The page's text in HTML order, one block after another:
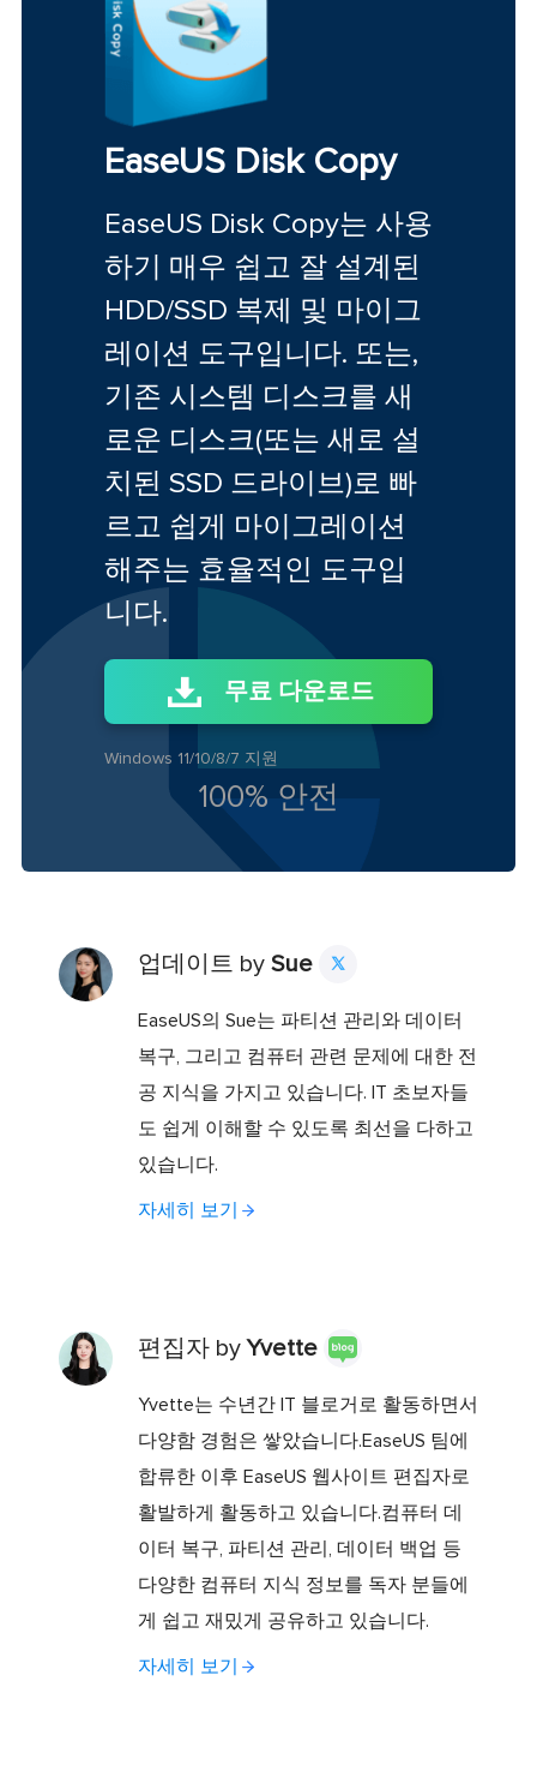
EaseUS Disk Copy
EaseUS Disk Copy는 사용
하기 매우 쉽고 잘 설계된
HDD/SSD 복제 및 마이그
레이션 도구입니다. 또는,
기존 시스템 디스크를 새
로운 디스크(또는 새로 설
치된 SSD 드라이브)로 빠
르고 쉽게 마이그레이션
해주는 효율적인 도구입
니다.
무료 다운로드
Windows 11/10/8/7 지원
100% 안전
업데이트 by Sue 
EaseUS의 Sue는 파티션 관리와 데이터
복구, 그리고 컴퓨터 관련 문제에 대한 전
공 지식을 가지고 있습니다. IT 초보자들
도 쉽게 이해할 수 있도록 최선을 다하고
있습니다.
자세히 보기
편집자 by Yvette
Yvette는 수년간 IT 블로거로 활동하면서
다양함 경험은 쌓았습니다.EaseUS 팀에
합류한 이후 EaseUS 웹사이트 편집자로
활발하게 활동하고 있습니다.컴퓨터 데
이터 복구, 파티션 관리, 데이터 백업 등
다양한 컴퓨터 지식 정보를 독자 분들에
게 쉽고 재밌게 공유하고 있습니다.
자세히 보기